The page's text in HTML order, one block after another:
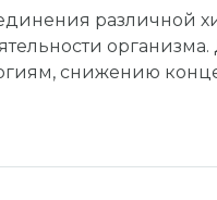
различной
снижению